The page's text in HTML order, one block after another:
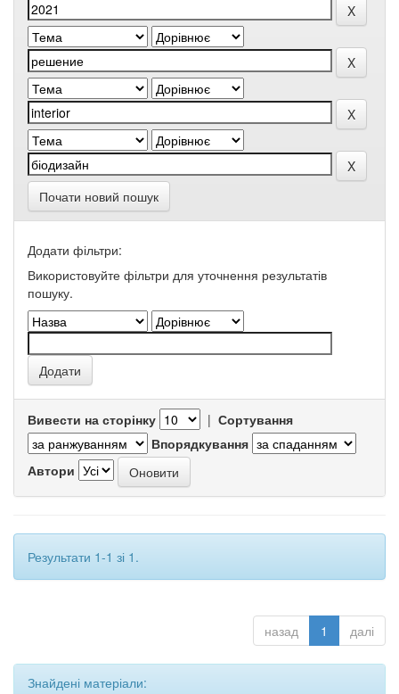
Почати новий пошук
Додати фільтри:
Використовуйте фільтри для уточнення результатів
пошуку.
Вивести на сторінку | Сортування
Впорядкування
Автори
Результати 1-1 зі 1.
назад 1 далі
Знайдені матеріали: